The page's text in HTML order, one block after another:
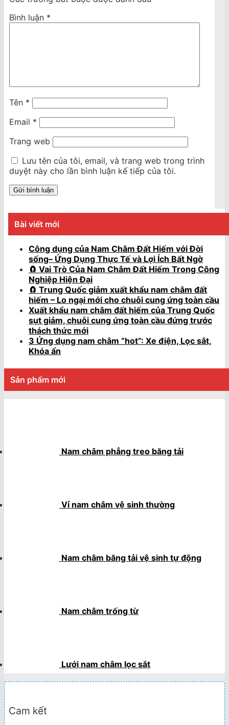
Bình luận *
Tên *
Email *
Trang web
Lưu tên của tôi, email, và trang web trong trình
duyệt này cho lần bình luận kế tiếp của tôi.
Bài viết mới
Công dụng của Nam Châm Đất Hiếm với Đời
sống– Ứng Dụng Thực Tế và Lợi Ích Bất Ngờ
🧲 Vai Trò Của Nam Châm Đất Hiếm Trong Công
Nghiệp Hiện Đại
🧲 Trung Quốc giảm xuất khẩu nam châm đất
hiếm – Lo ngại mới cho chuỗi cung ứng toàn cầu
Xuất khẩu nam châm đất hiếm của Trung Quốc
sụt giảm, chuỗi cung ứng toàn cầu đứng trước
thách thức mới
3 Ứng dụng nam châm “hot”: Xe điện, Lọc sắt,
Khóa ẩn
Sản phẩm mới
Nam châm phẳng treo băng tải
Vỉ nam châm vệ sinh thường
Nam châm băng tải vệ sinh tự động
Nam châm trống từ
Lưới nam châm lọc sắt
Cam kết